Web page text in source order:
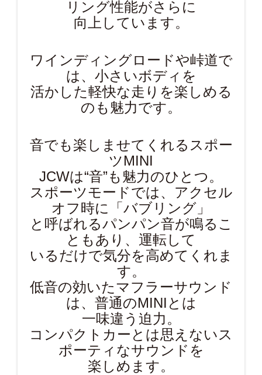
リング性能がさらに
向上しています。
ワインディングロードや峠道で
は、小さいボディを
活かした軽快な走りを楽しめる
のも魅力です。
音でも楽しませてくれるスポー
ツMINI
JCWは“音”も魅力のひとつ。
スポーツモードでは、アクセル
オフ時に「バブリング」
と呼ばれるパンパン音が鳴るこ
ともあり、運転して
いるだけで気分を高めてくれま
す。
低音の効いたマフラーサウンド
は、普通のMINIとは
一味違う迫力。
コンパクトカーとは思えないス
ポーティなサウンドを
楽しめます。